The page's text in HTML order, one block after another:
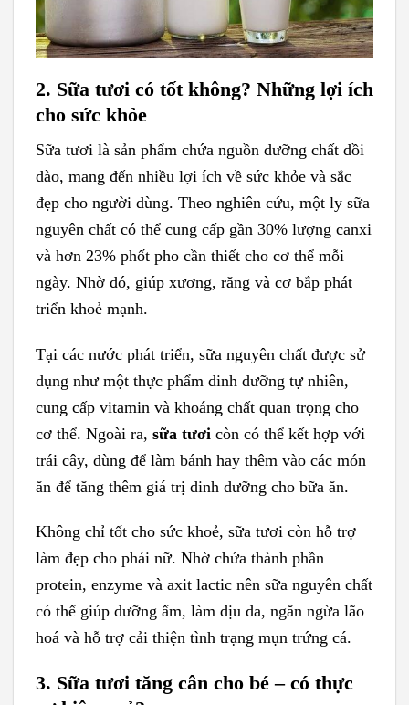
2. Sữa tươi có tốt không? Những lợi ích
cho sức khỏe
Sữa tươi là sản phẩm chứa nguồn dưỡng chất dồi
dào, mang đến nhiều lợi ích về sức khỏe và sắc
đẹp cho người dùng. Theo nghiên cứu, một ly sữa
nguyên chất có thể cung cấp gần 30% lượng canxi
và hơn 23% phốt pho cần thiết cho cơ thể mỗi
ngày. Nhờ đó, giúp xương, răng và cơ bắp phát
triển khoẻ mạnh.
Tại các nước phát triển, sữa nguyên chất được sử
dụng như một thực phẩm dinh dưỡng tự nhiên,
cung cấp vitamin và khoáng chất quan trọng cho
cơ thể. Ngoài ra, sữa tươi còn có thể kết hợp với
trái cây, dùng để làm bánh hay thêm vào các món
ăn để tăng thêm giá trị dinh dưỡng cho bữa ăn.
Không chỉ tốt cho sức khoẻ, sữa tươi còn hỗ trợ
làm đẹp cho phái nữ. Nhờ chứa thành phần
protein, enzyme và axit lactic nên sữa nguyên chất
có thể giúp dưỡng ẩm, làm dịu da, ngăn ngừa lão
hoá và hỗ trợ cải thiện tình trạng mụn trứng cá.
3. Sữa tươi tăng cân cho bé – có thực